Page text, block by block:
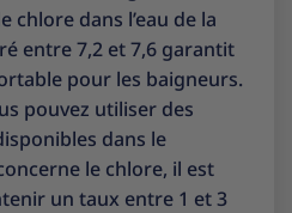
chlore dans l’eau de la
entre 7,2 et 7,6 garantit
pour les baigneurs.
pouvez utiliser des
dans le
le chlore, il est
un taux entre 1 et 3